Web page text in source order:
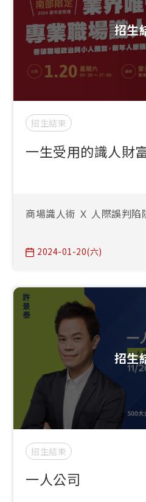
招生
招生結束
一生受用的識人財
商場識人術 Ｘ 人際誤判陷
2024-01-20(六)
招生
招生結束
一人公司